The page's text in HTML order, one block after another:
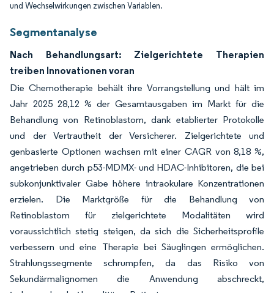
und Wechselwirkungen zwischen Variablen.
Segmentanalyse
Nach Behandlungsart: Zielgerichtete Therapien
treiben Innovationen voran
Die Chemotherapie behält ihre Vorrangstellung und hält im
Jahr 2025 28,12 % der Gesamtausgaben im Markt für die
Behandlung von Retinoblastom, dank etablierter Protokolle
und der Vertrautheit der Versicherer. Zielgerichtete und
genbasierte Optionen wachsen mit einer CAGR von 8,18 %,
angetrieben durch p53-MDMX- und HDAC-Inhibitoren, die bei
subkonjunktivaler Gabe höhere intraokulare Konzentrationen
erzielen. Die Marktgröße für die Behandlung von
Retinoblastom für zielgerichtete Modalitäten wird
voraussichtlich stetig steigen, da sich die Sicherheitsprofile
verbessern und eine Therapie bei Säuglingen ermöglichen.
Strahlungssegmente schrumpfen, da das Risiko von
Sekundärmalignomen die Anwendung abschreckt,